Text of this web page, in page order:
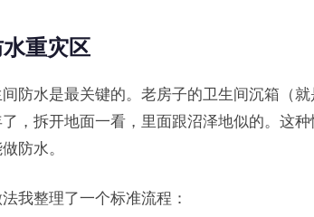
重灾区
间防水是最关键的。老房子的卫生间沉箱（
，拆开地面一看，里面跟沼泽地似的。这种
防水。
我整理了一个标准流程：